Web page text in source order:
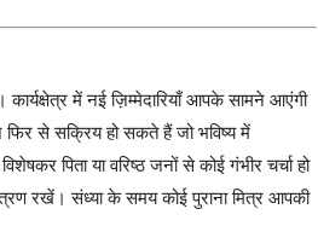
में नई ज़िम्मेदारियाँ आपके सामने आएंगी
से सक्रिय हो सकते हैं जो भविष्य में
पिता या वरिष्ठ जनों से कोई गंभीर चर्चा हो
रखें। संध्या के समय कोई पुराना मित्र आपकी